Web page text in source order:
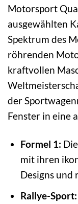
Motorsport
ausgewählten
Spektrum des
röhrenden
kraftvollen
der
Fenster in eine
Formel 1:
mit ihren
Designs und
Rallye-Sport: